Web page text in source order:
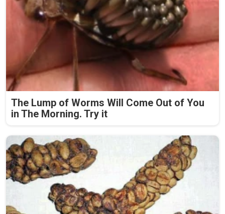
The Lump of Worms Will Come Out of You
in The Morning. Try it